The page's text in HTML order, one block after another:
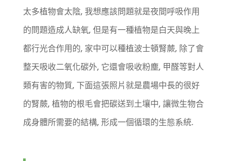
太多植物會太陰, 我想應該問題就是夜間呼吸作用
的問題造成人缺氧, 但是有一種植物是白天與晚上
都行光合作用的, 家中可以種植波士頓腎蕨, 除了會
整天吸收二氧化碳外, 它還會吸收粉塵, 甲醛等對人
類有害的物質, 下面這張照片就是農場中長的很好
的腎蕨, 植物的根毛會把碳送到土壤中, 讓微生物合
成身體所需要的結構, 形成一個循環的生態系統.